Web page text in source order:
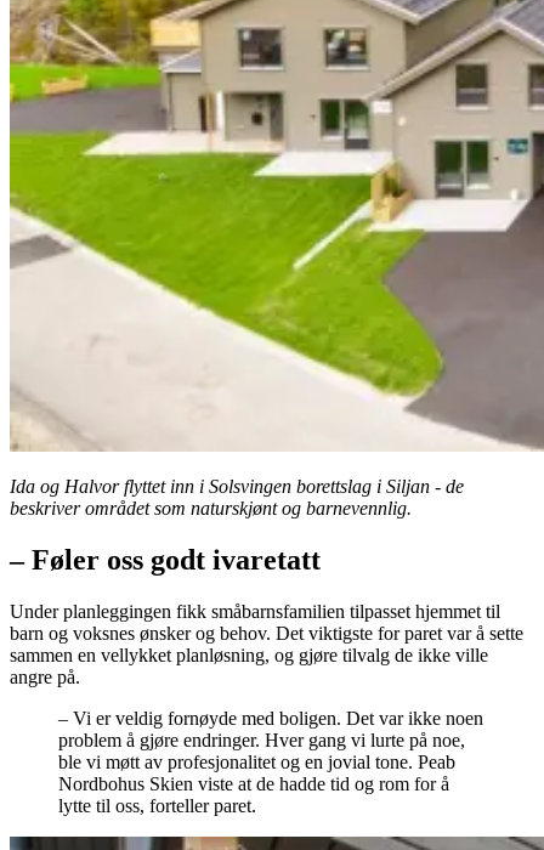
Ida og Halvor flyttet inn i Solsvingen borettslag i Siljan - de
beskriver området som naturskjønt og barnevennlig.
– Føler oss godt ivaretatt
Under planleggingen fikk småbarnsfamilien tilpasset hjemmet til
barn og voksnes ønsker og behov. Det viktigste for paret var å sette
sammen en vellykket planløsning, og gjøre tilvalg de ikke ville
angre på.
– Vi er veldig fornøyde med boligen. Det var ikke noen
problem å gjøre endringer. Hver gang vi lurte på noe,
ble vi møtt av profesjonalitet og en jovial tone. Peab
Nordbohus Skien viste at de hadde tid og rom for å
lytte til oss, forteller paret.